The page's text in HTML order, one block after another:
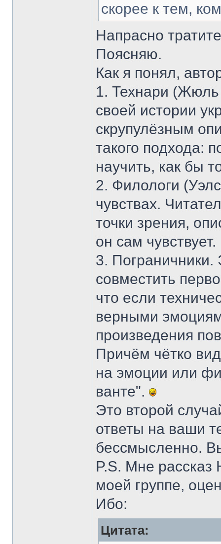
скорее к тем,
Напрасно
Поясняю.
Как я понял,
1. Технари (Жюль
своей истории
скрупулёзным
такого подхода:
научить, как бы
2. Филологи
чувствах.
точки зрения,
он сам чувствует.
3. Пограничники.
совместить
что если
верными
произведения
Причём чётко
на эмоции или
ванте".
Это второй
ответы на ваши
бессмысленно.
P.S. Мне рассказ
моей группе,
Ибо:
Цитата: